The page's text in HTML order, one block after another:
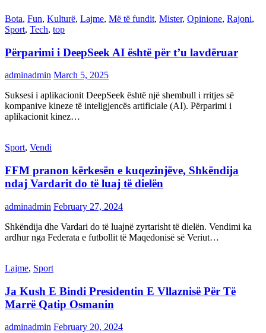
Bota, Fun, Kulturë, Lajme, Më të fundit, Mister, Opinione, Rajoni,
Sport, Tech, top
Përparimi i DeepSeek AI është për t’u lavdëruar
adminadmin March 5, 2025
Suksesi i aplikacionit DeepSeek është një shembull i rritjes së
kompanive kineze të inteligjencës artificiale (AI). Përparimi i
aplikacionit kinez…
Sport, Vendi
FFM pranon kërkesën e kuqezinjëve, Shkëndija
ndaj Vardarit do të luaj të dielën
adminadmin February 27, 2024
Shkëndija dhe Vardari do të luajnë zyrtarisht të dielën. Vendimi ka
ardhur nga Federata e futbollit të Maqedonisë së Veriut…
Lajme, Sport
Ja Kush E Bindi Presidentin E Vllaznisë Për Të
Marrë Qatip Osmanin
adminadmin February 20, 2024